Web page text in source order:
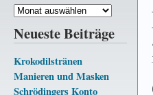
Archiv
Neueste Beiträge
Krokodilstränen
Manieren und Masken
Schrödingers Konto